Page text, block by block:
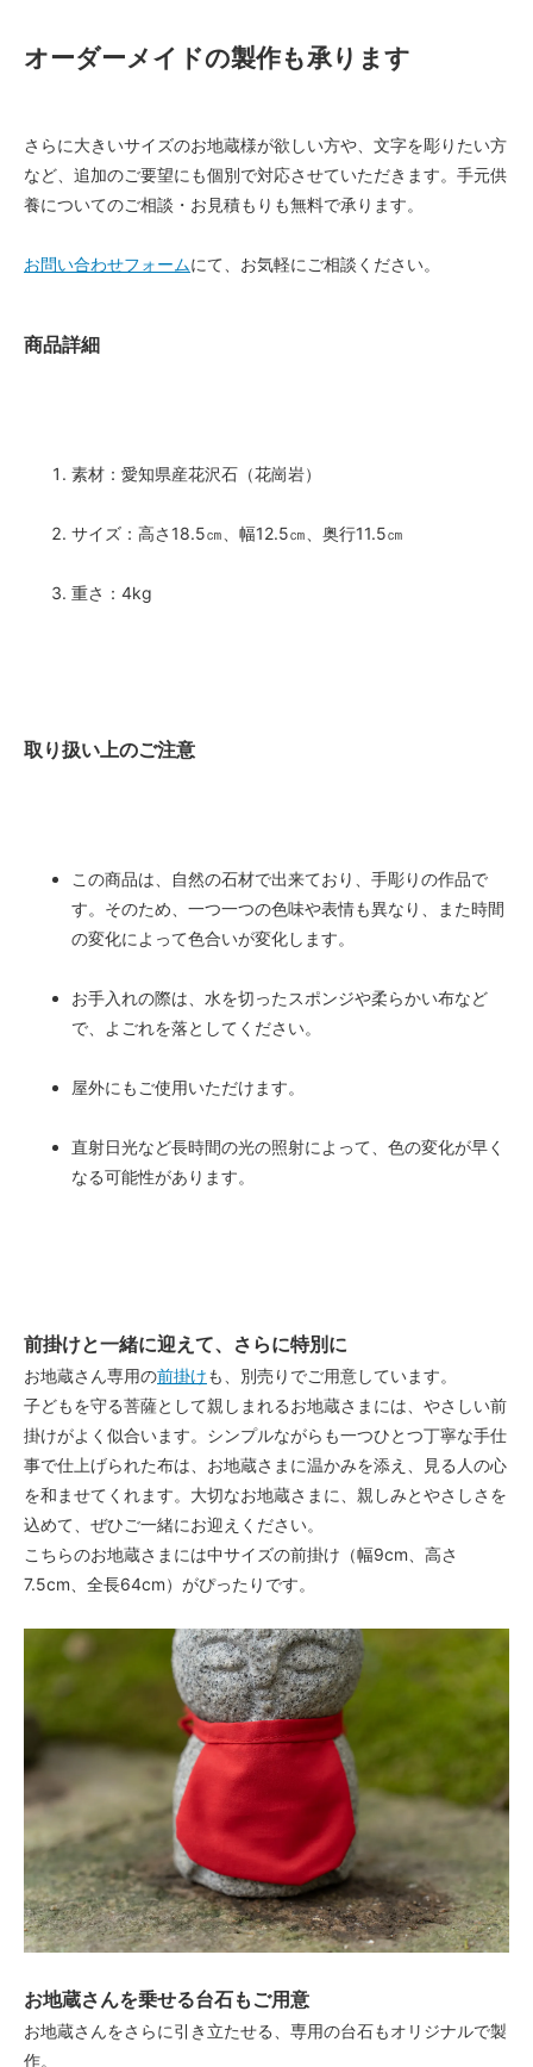
オーダーメイドの製作も承ります
さらに大きいサイズのお地蔵様が欲しい方や、文字を彫りたい方
など、追加のご要望にも個別で対応させていただきます。手元供
養についてのご相談・お見積もりも無料で承ります。
お問い合わせフォームにて、お気軽にご相談ください。
商品詳細
素材：愛知県産花沢石（花崗岩）
サイズ：高さ18.5㎝、幅12.5㎝、奥行11.5㎝
重さ：4kg
取り扱い上のご注意
この商品は、自然の石材で出来ており、手彫りの作品で
す。そのため、一つ一つの色味や表情も異なり、また時間
の変化によって色合いが変化します。
お手入れの際は、水を切ったスポンジや柔らかい布など
で、よごれを落としてください。
屋外にもご使用いただけます。
直射日光など長時間の光の照射によって、色の変化が早く
なる可能性があります。
前掛けと一緒に迎えて、さらに特別に
お地蔵さん専用の前掛けも、別売りでご用意しています。
子どもを守る菩薩として親しまれるお地蔵さまには、やさしい前
掛けがよく似合います。シンプルながらも一つひとつ丁寧な手仕
事で仕上げられた布は、お地蔵さまに温かみを添え、見る人の心
を和ませてくれます。大切なお地蔵さまに、親しみとやさしさを
込めて、ぜひご一緒にお迎えください。
こちらのお地蔵さまには中サイズの前掛け（幅9cm、高さ
7.5cm、全長64cm）がぴったりです。
お地蔵さんを乗せる台石もご用意
お地蔵さんをさらに引き立たせる、専用の台石もオリジナルで製
作。